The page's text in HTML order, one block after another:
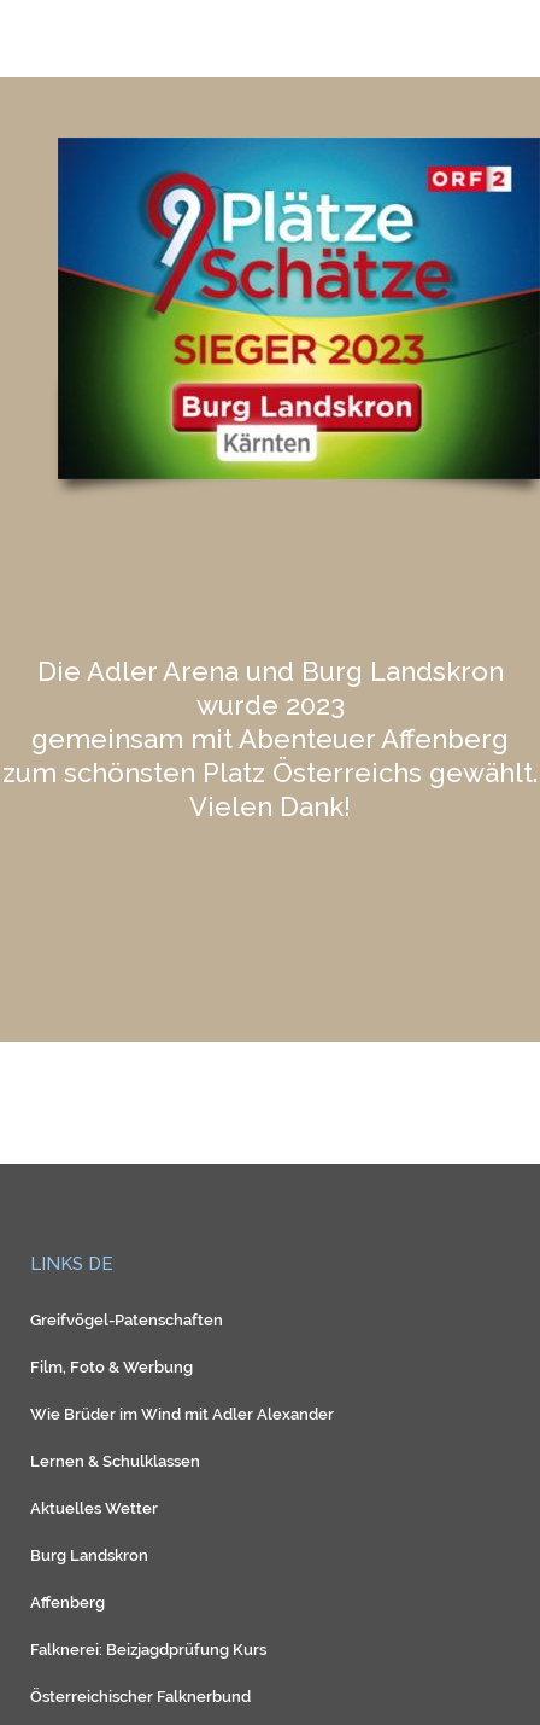
Die Adler Arena und Burg Landskron
wurde 2023
gemeinsam mit Abenteuer Affenberg
zum schönsten Platz Österreichs gewählt.
Vielen Dank!
LINKS DE
Greifvögel-Patenschaften
Film, Foto & Werbung
Wie Brüder im Wind mit Adler Alexander
Lernen & Schulklassen
Aktuelles Wetter
Burg Landskron
Affenberg
Falknerei: Beizjagdprüfung Kurs
Österreichischer Falknerbund